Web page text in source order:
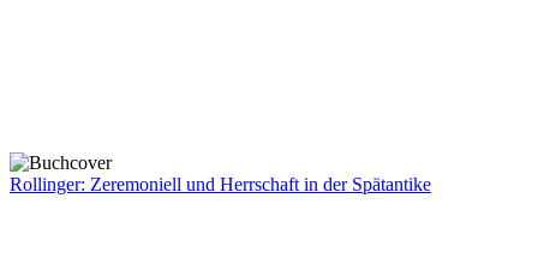
Rollinger: Zeremoniell und Herrschaft in der Spätantike